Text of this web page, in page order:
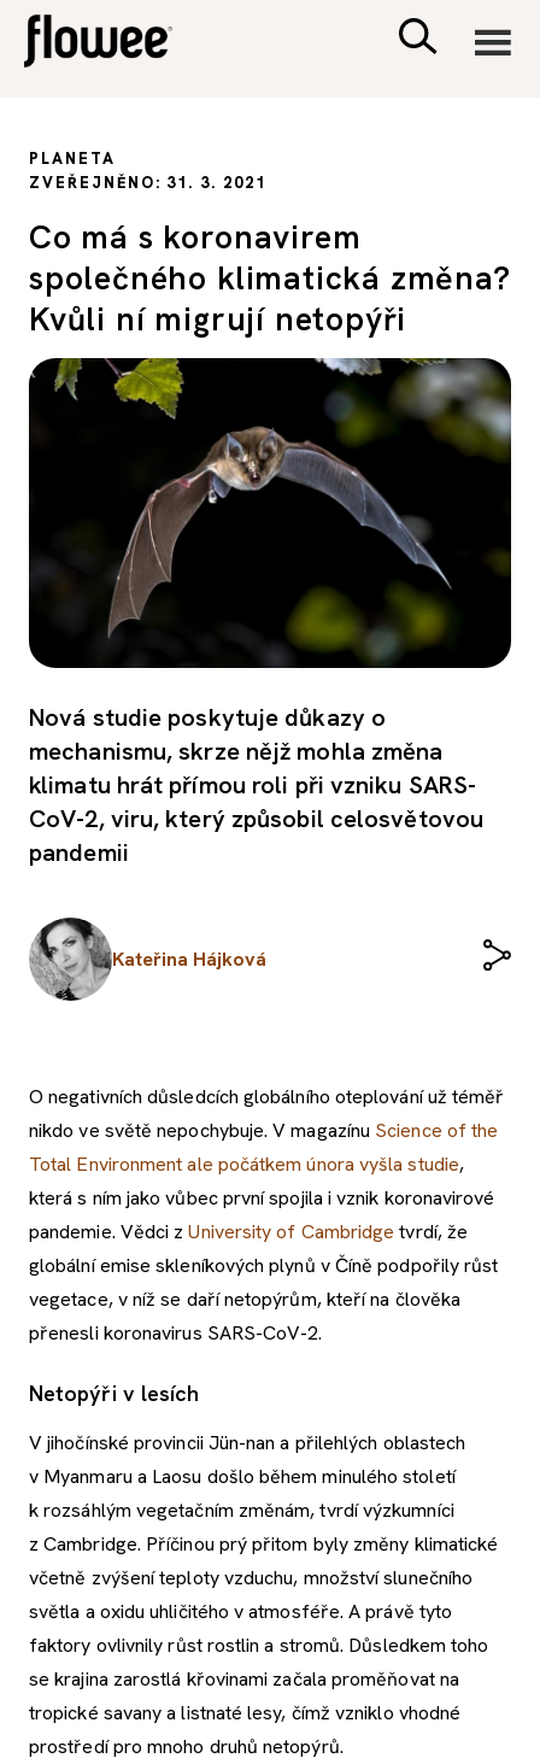
PSYCHOLOGIE
SEX A VZTAHY
PORADNA
PLANETA
ZVEŘEJNĚNO: 31. 3. 2021
Co má s koronavirem
společného klimatická změna?
Kvůli ní migrují netopýři
Nová studie poskytuje důkazy o
mechanismu, skrze nějž mohla změna
klimatu hrát přímou roli při vzniku SARS-
CoV-2, viru, který způsobil celosvětovou
pandemii
Kateřina Hájková
O negativních důsledcích globálního oteplování už téměř
nikdo ve světě nepochybuje. V magazínu Science of the
Total Environment ale počátkem února vyšla studie,
která s ním jako vůbec první spojila i vznik koronavirové
pandemie. Vědci zUniversity of Cambridge tvrdí, že
globální emise skleníkových plynů v Číně podpořily růst
vegetace, v níž se daří netopýrům, kteří na člověka
přenesli koronavirus SARS-CoV-2.
Netopýři v lesích
V jihočínské provincii Jün-nan a přilehlých oblastech
v Myanmaru a Laosu došlo během minulého století
k rozsáhlým vegetačním změnám, tvrdí výzkumníci
z Cambridge. Příčinou prý přitom byly změny klimatické
včetně zvýšení teploty vzduchu, množství slunečního
světla a oxidu uhličitého v atmosféře. A právě tyto
faktory ovlivnily růst rostlin a stromů. Důsledkem toho
se krajina zarostlá křovinami začala proměňovat na
tropické savany a listnaté lesy, čímž vzniklo vhodné
prostředí pro mnoho druhů netopýrů.